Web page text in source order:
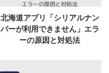
北海道アプリ「シリアルナン
バーが利用できません」エラ
ーの原因と対処法